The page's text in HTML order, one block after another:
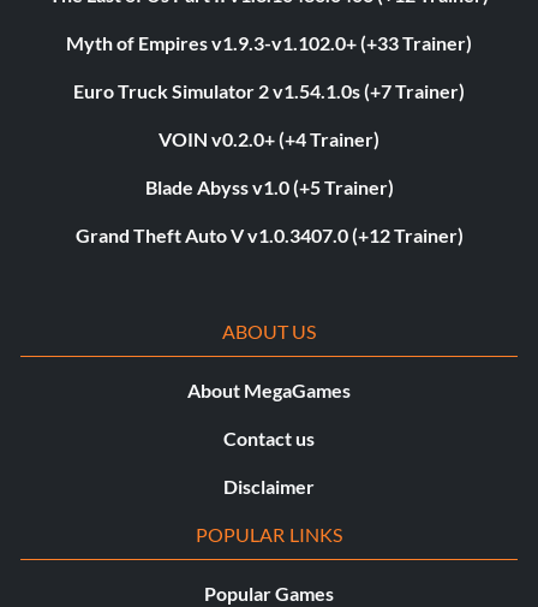
Myth of Empires v1.9.3-v1.102.0+ (+33 Trainer)
Euro Truck Simulator 2 v1.54.1.0s (+7 Trainer)
VOIN v0.2.0+ (+4 Trainer)
Blade Abyss v1.0 (+5 Trainer)
Grand Theft Auto V v1.0.3407.0 (+12 Trainer)
ABOUT US
About MegaGames
Contact us
Disclaimer
POPULAR LINKS
Popular Games